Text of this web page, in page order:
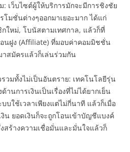
เว็บไซต์ผู้ให้บริการมักจะมีการชิงชัย
โมชั่นต่างๆออกมาเยอะมาก ได้แก่
ใหม่, โบนัสตามเทศกาล, แล้วก็ที่
นฝูง (Affiliate) ที่มอบค่าคอมมิชชั่น
าสมัครแล้วก็เล่นร่วมกัน
วมทั้งไม่เป็นอันตราย: เทคโนโลยีรุ่น
านการเงินเป็นเรื่องที่ไม่ได้ยากเย็น
บบใช้เวลาเพียงแต่ไม่กี่นาที แล้วก็เมื่อ
น ยอดเงินก็จะถูกโอนเข้าบัญชีแบงค์
ร้างความเชื่อมั่นและมั่นใจแล้วก็